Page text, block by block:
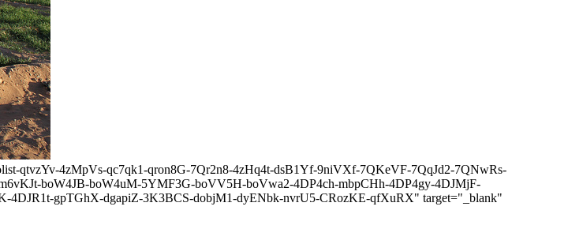
qtvzYv-4zMpVs-qc7qk1-qron8G-7Qr2n8-4zHq4t-dsB1Yf-9niVXf-7QKeVF-7QqJd2-7QNwRs-
boW4JB-boW4uM-5YMF3G-boVV5H-boVwa2-4DP4ch-mbpCHh-4DP4gy-4DJMjF-
4DJR1t-gpTGhX-dgapiZ-3K3BCS-dobjM1-dyENbk-nvrU5-CRozKE-qfXuRX" target="_blank"